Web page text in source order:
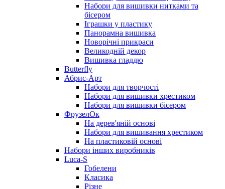
Набори для вишивки нитками та
бісером
Іграшки у пластику
Панорамна вишивка
Новорічні прикраси
Великодній декор
Вишивка гладдю
Butterfly
Абрис-Арт
Набори для творчості
Набори для вишивки хрестиком
Набори для вишивки бісером
ФрузелОк
На дерев'яній основі
Набори для вишивання хрестиком
На пластиковій основі
Набори інших виробників
Luca-S
Гобелени
Класика
Різне